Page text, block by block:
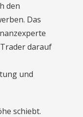
den
Das
darauf
und
schiebt.